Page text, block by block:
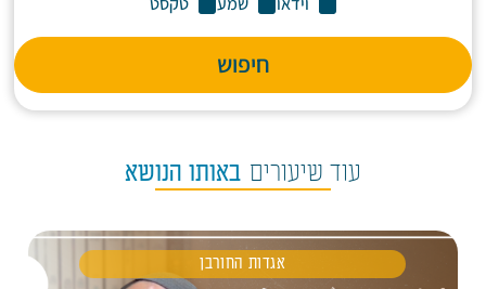
חיפוש
עוד שיעורים באותו הנושא
אגדות החורבן